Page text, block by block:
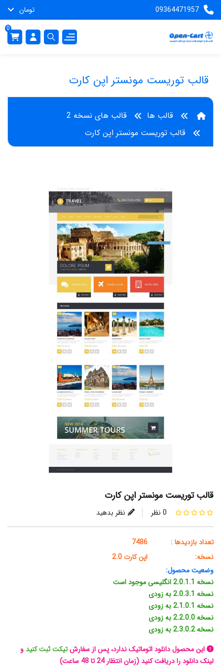
09364471957 تومان
0
قالب توریست مونستر اپن کارت
قالب ها
قالب های نسخه 2
قالب توریست مونستر اپن کارت
قالب توریست مونستر اپن کارت
0 نظر نظر بدهید
تعداد بازدیدها :
7486
نسخه:
اپن کارت 2.0
وضعیت محصول:
نسخه 2.0.1.1 انگلیسی موجود است
نسخه 2.0.3.1 به زودی
نسخه 2.1.0.1 به زودی
نسخه 2.2.0.0 به زودی
نسخه 2.3.0.2 به زودی
این محصول دانلود اتوماتیک ندارد، پس از سفارشتیکت ثبت کنیدو
لینک دانلود را دریافت کنید (زمان انتظار 24 تا 48 ساعت)